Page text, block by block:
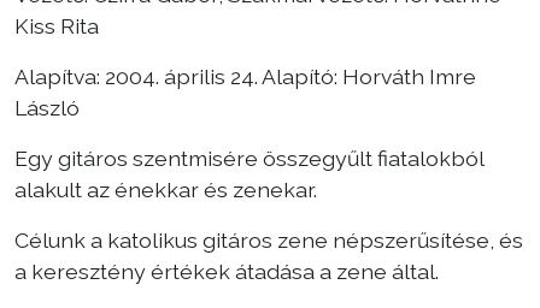
Kiss Rita
Alapítva: 2004. április 24. Alapító: Horváth Imre
László
Egy gitáros szentmisére összegyűlt fiatalokból
alakult az énekkar és zenekar.
Célunk a katolikus gitáros zene népszerűsítése, és
a keresztény értékek átadása a zene által.